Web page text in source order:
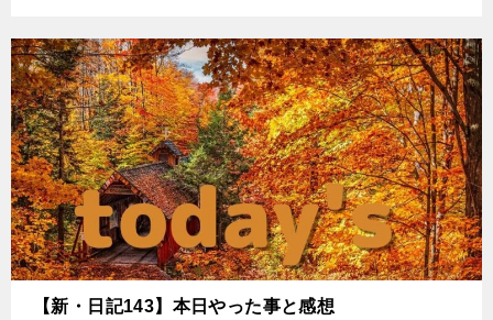
【新・日記143】本日やった事と感想